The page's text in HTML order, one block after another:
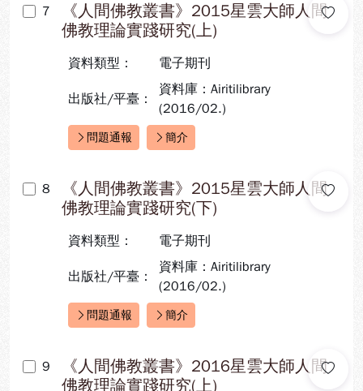
7
《人間佛教叢書》2015星雲大師人間
佛教理論實踐研究(上)
資料類型： 電子期刊
出版社/平臺：
資料庫：Airitilibrary
(2016/02.)
快速連結：
問題通報 簡介
8
《人間佛教叢書》2015星雲大師人間
佛教理論實踐研究(下)
資料類型： 電子期刊
出版社/平臺：
資料庫：Airitilibrary
(2016/02.)
快速連結：
問題通報 簡介
9
《人間佛教叢書》2016星雲大師人間
佛教理論實踐研究(上)